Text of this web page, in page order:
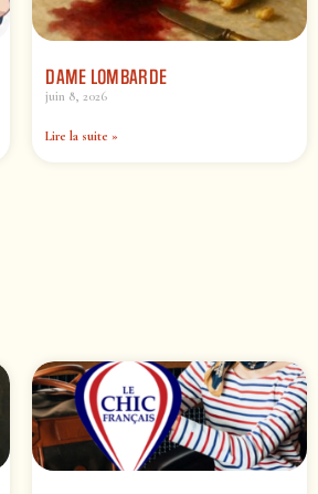
DAME LOMBARDE
juin 8, 2026
Lire la suite »